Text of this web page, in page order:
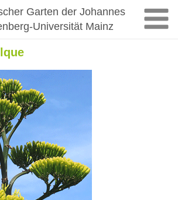
Garten der Johannes
Universität Mainz